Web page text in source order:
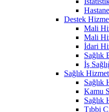
Destek
Mali
Mali
İdari
Sağlık
İş
Sağlık
Sağlık
Kamu
Sağlık
Tıbbi